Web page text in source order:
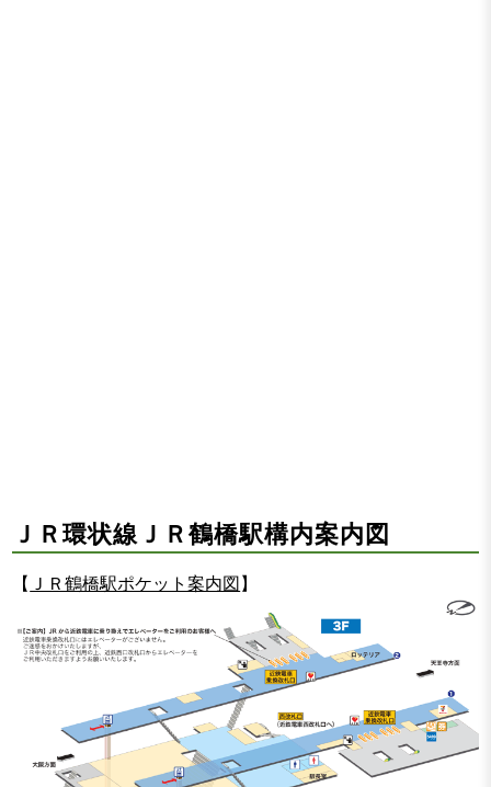
ＪＲ環状線ＪＲ鶴橋駅構内案内図
【 ＪＲ鶴橋駅ポケット案内図 】